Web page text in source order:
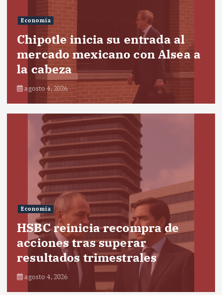
Economía
Chipotle inicia su entrada al
mercado mexicano con Alsea a
la cabeza
agosto 4, 2026
Economía
HSBC reinicia recompra de
acciones tras superar
resultados trimestrales
agosto 4, 2026